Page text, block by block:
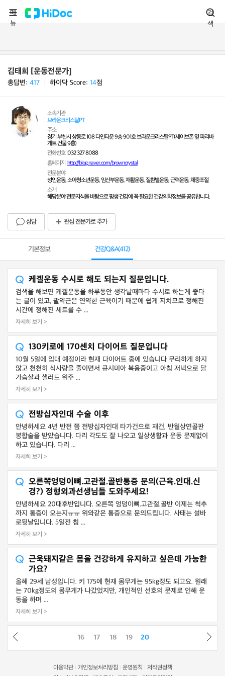
메
뉴
검
색
김태희 [운동전문가]
총답변: 417 하이닥 Score: 14점
소속기관
브라운크리스탈PT
주소
경기 부천시 상동로 108 다인타운 9층 901호 브라운크리스탈PT(세이브존 옆 파리바
게트 건물 9층)
전화번호 :032 327 8088
홈페이지 :http://blog.naver.com/browncrystal
전문분야
성인운동, 소아청소년운동, 임산부운동, 재활운동, 질환별운동, 근력운동, 체중조절
소개
해당분야 전문지식을 바탕으로 평생 건강에 꼭 필요한 건강의학정보를 공유합니다.
상담 관심 전문가로 추가
기본정보 건강Q&A(412)
케겔운동 수시로 해도 되는지 질문입니다.
검색을 해보면 케겔운동을 하루동안 생각날때마다 수시로 하는게 좋다
는 글이 있고, 괄약근은 연약한 근육이기 때문에 쉽게 지치므로 정해진
시간에 정해진 세트를 수 ...
자세히 보기 >
130키로에 170센치 다이어트 질문입니다
10월 5일에 입대 예정이라 현재 다이어트 중에 있습니다 무리하게 하지
않고 천천히 식사량을 줄이면서 큐시미아 복용중이고 아침 저녁으로 닭
가슴살과 샐러드 위주 ...
자세히 보기 >
전방십자인대 수술 이후
안녕하세요 4년 반전 쯤 전방십자인대 타가건으로 재건, 반월상연골판
봉합술을 받았습니다. 다리 각도도 잘 나오고 일상생활과 운동 문제없이
하고 있습니다. 다리 ...
자세히 보기 >
오른쪽엉덩이뼈.고관절.골반통증 문의(근육.인대.신
경?) 정형외과선생님들 도와주세요!
안녕하세요 20대후반입니다. 오른쪽 엉덩이뼈.고관절.골반 이제는 척추
까지 통증이 오는지ㅠㅠ 위와같은 통증으로 문의드립니다. 사태는 설바
로뒷날입니다. 5일전 침 ...
자세히 보기 >
근욱돼지같은 몸을 건강하게 유지하고 싶은데 가능한
가요?
올해 29세 남성입니다. 키 175에 현재 몸무게는 95kg정도 되고요. 원래
는 70kg정도의 몸무게가 나갔었지만, 개인적인 선호의 문제로 인해 운
동을 하며 ...
자세히 보기 >
16 17 18 19 20
이용약관 개인정보처리방침 운영원칙
저작권정책